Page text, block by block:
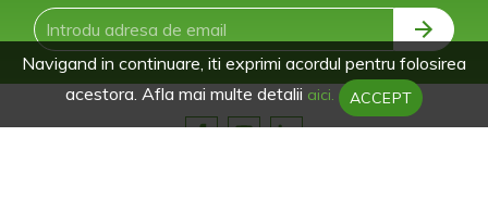
Navigand in continuare, iti exprimi acordul pentru folosirea
acestora. Afla mai multe detalii aici. ACCEPT